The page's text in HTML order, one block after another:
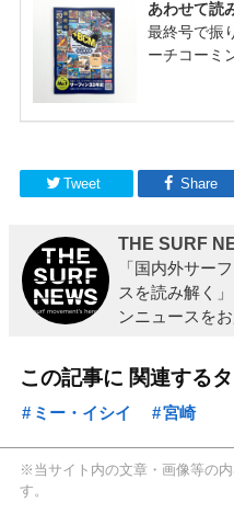
Tweet Share
THE SURF
「国内外サー
スを読み解く
ンニュースをお
この記事に 関連する
ミー・イシイ 宮崎
※当サイト内の文章・画像等の
す。